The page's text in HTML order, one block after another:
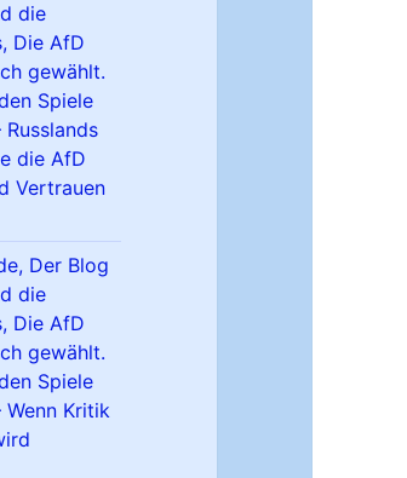
die
Die AfD
gewählt.
Spiele
die AfD
Vertrauen
Der Blog
die
Die AfD
gewählt.
Spiele
Wenn Kritik